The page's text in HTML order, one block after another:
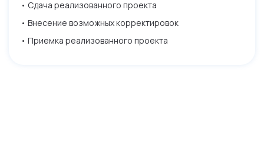
• Сдача реализованного проекта
• Внесение возможных корректировок
• Приемка реализованного проекта
конфиденциальности
данных и соглашаетесь сполитикой конфиденциальности